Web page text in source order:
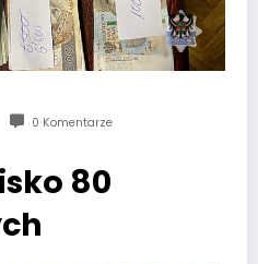
0 Komentarze
80